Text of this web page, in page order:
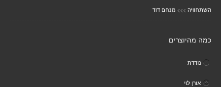
השתחוויה >>> מנחם דוד
כמה מהיוצרים
נודדת
אורן לוי